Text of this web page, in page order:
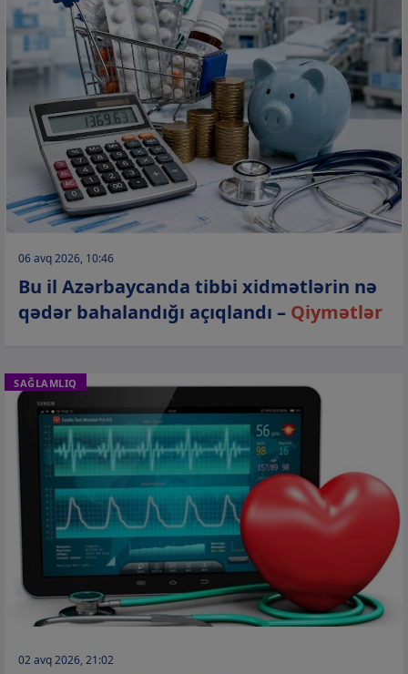
06 avq 2026, 10:46
Bu il Azərbaycanda tibbi xidmətlərin nə
qədər bahalandığı açıqlandı – Qiymətlər
SAĞLAMLIQ
02 avq 2026, 21:02